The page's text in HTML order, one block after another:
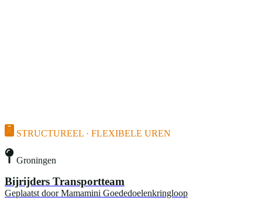
STRUCTUREEL · FLEXIBELE UREN
Groningen
Bijrijders Transportteam
Geplaatst door Mamamini Goededoelenkringloop